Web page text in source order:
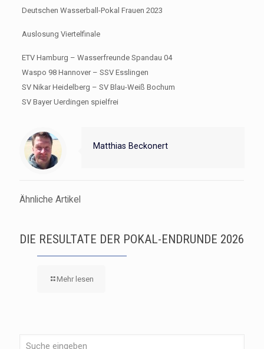
Deutschen Wasserball-Pokal Frauen 2023
Auslosung Viertelfinale
ETV Hamburg – Wasserfreunde Spandau 04
Waspo 98 Hannover – SSV Esslingen
SV Nikar Heidelberg – SV Blau-Weiß Bochum
SV Bayer Uerdingen spielfrei
Matthias Beckonert
Ähnliche Artikel
DIE RESULTATE DER POKAL-ENDRUNDE 2026
Mehr lesen